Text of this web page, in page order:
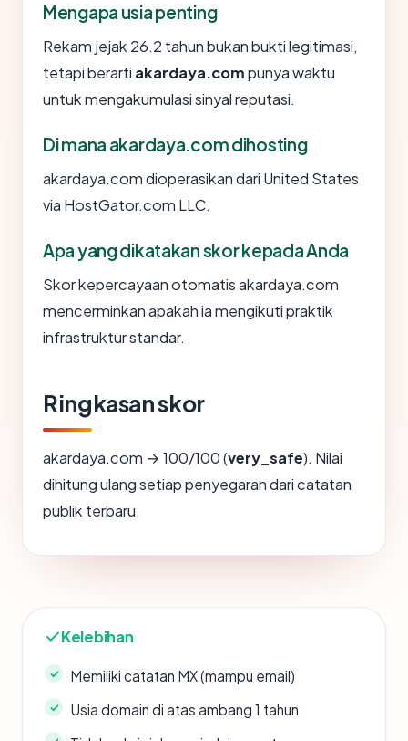
Mengapa usia penting
Rekam jejak 26.2 tahun bukan bukti legitimasi,
tetapi berarti akardaya.compunya waktu
untuk mengakumulasi sinyal reputasi.
Di mana akardaya.com dihosting
akardaya.com dioperasikan dari United States
via HostGator.com LLC.
Apa yang dikatakan skor kepada Anda
Skor kepercayaan otomatis akardaya.com
mencerminkan apakah ia mengikuti praktik
infrastruktur standar.
Ringkasan skor
akardaya.com → 100/100 (very_safe). Nilai
dihitung ulang setiap penyegaran dari catatan
publik terbaru.
Kelebihan
Memiliki catatan MX (mampu email)
Usia domain di atas ambang 1 tahun